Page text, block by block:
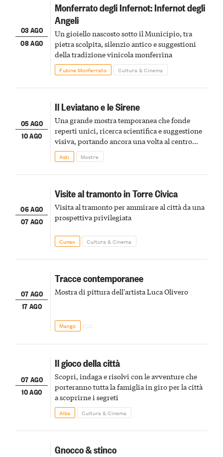
03 AGO
08 AGO
Monferrato degli Infernot: Infernot degli
Angeli
Un gioiello nascosto sotto il Municipio, tra
pietra scolpita, silenzio antico e suggestioni
della tradizione vinicola monferrina
Fubine Monferrato Cultura & Cinema
05 AGO
10 AGO
Il Leviatano e le Sirene
Una grande mostra temporanea che fonde
reperti unici, ricerca scientifica e suggestione
visiva, portando ancora una volta al centro
della scena le meraviglie del passato astigiano
Asti Mostre
06 AGO
07 AGO
Visite al tramonto in Torre Civica
Visita al tramonto per ammirare al città da una
prospettiva privilegiata
Cuneo Cultura & Cinema
07 AGO
17 AGO
Tracce contemporanee
Mostra di pittura dell'artista Luca Olivero
Mango
07 AGO
10 AGO
Il gioco della città
Scopri, indaga e risolvi con le avventure che
porteranno tutta la famiglia in giro per la città
a scoprirne i segreti
Alba Cultura & Cinema
Gnocco & stinco